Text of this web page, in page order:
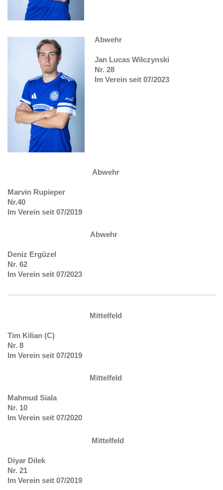
Abwehr
Jan Lucas Wilczynski
Nr. 28
Im Verein seit 07/2023
Abwehr
Marvin Rupieper
Nr.40
Im Verein seit 07/2019
Abwehr
Deniz Ergüzel
Nr. 62
Im Verein seit 07/2023
Mittelfeld
Tim Kilian (C)
Nr. 8
Im Verein seit 07/2019
Mittelfeld
Mahmud Siala
Nr. 10
Im Verein seit 07/2020
Mittelfeld
Diyar Dilek
Nr. 21
Im Verein seit 07/2019